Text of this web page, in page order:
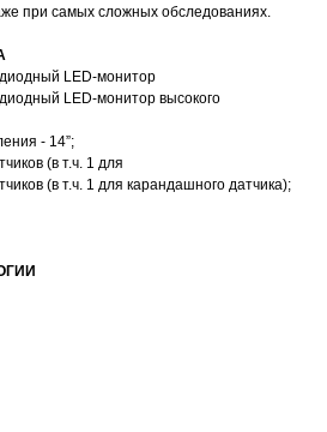
при самых сложных обследованиях.
LED-монитор
LED-монитор высокого
- 14”;
(в т.ч. 1 для
(в т.ч. 1 для карандашного датчика);